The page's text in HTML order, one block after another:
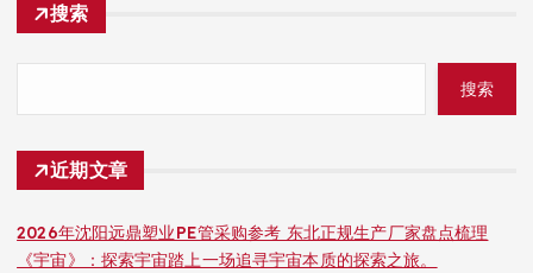
搜索
搜索
近期文章
2026年沈阳远鼎塑业PE管采购参考 东北正规生产厂家盘点梳理
《宇宙》：探索宇宙踏上一场追寻宇宙本质的探索之旅。